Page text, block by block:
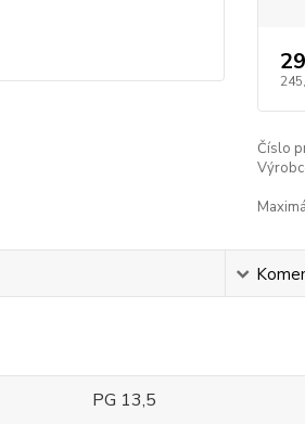
Číslo
PG 13,5